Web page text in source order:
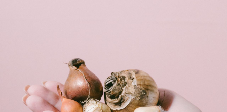
の目でチェックをしています。